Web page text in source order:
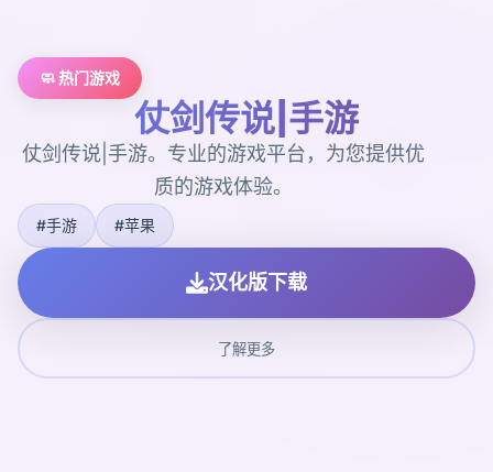
🧼 热门游戏
仗剑传说|手游
仗剑传说|手游。专业的游戏平台，为您提供优
质的游戏体验。
#手游 #苹果
汉化版下载
了解更多